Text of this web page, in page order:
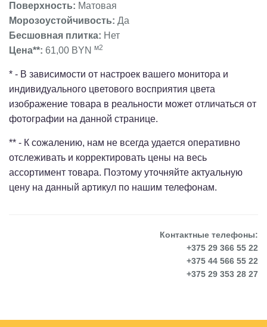
Поверхность: Матовая
Морозоустойчивость: Да
Бесшовная плитка: Нет
Цена**: 61,00 BYN м2
* - В зависимости от настроек вашего монитора и
индивидуального цветового восприятия цвета
изображение товара в реальности может отличаться от
фотографии на данной странице.
** - К сожалению, нам не всегда удается оперативно
отслеживать и корректировать цены на весь
ассортимент товара. Поэтому уточняйте актуальную
цену на данный артикул по нашим телефонам.
Контактные телефоны:
+375 29 366 55 22
+375 44 566 55 22
+375 29 353 28 27